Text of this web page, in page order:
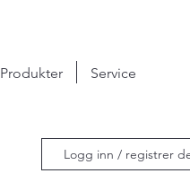
Produkter Service
Logg inn / registrer